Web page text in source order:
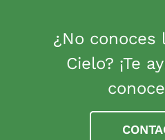
¿No conoces
Cielo? ¡Te